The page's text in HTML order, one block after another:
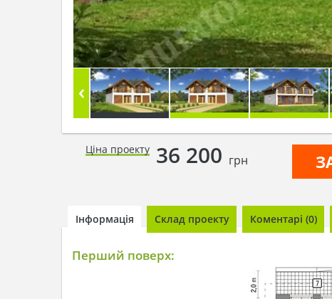
Ціна проекту 36 200 грн
Інформація Склад проекту Коментарі (0)
Перший поверх: